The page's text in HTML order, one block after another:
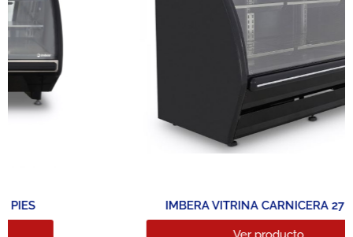
IMBERA VITRINA CARNICERA 27 PIES